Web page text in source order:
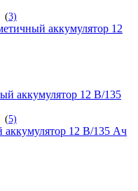
(3)
аккумулятор 12
(5)
12 В/135 Ач